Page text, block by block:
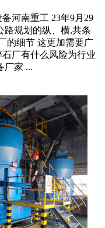
河南重工 23年9月29
路规划的纵、横,共条
的细节 这更加需要广
厂有什么风险为行业
厂家 ...